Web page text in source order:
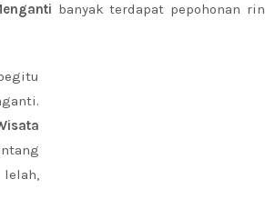
banyak terdapat pepohonan